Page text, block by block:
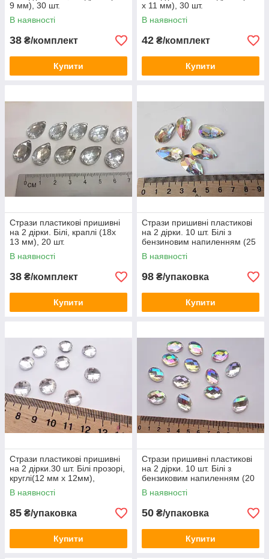
9 мм), 30 шт.
В наявності
38 ₴/комплект
Купити
х 11 мм), 30 шт.
В наявності
42 ₴/комплект
Купити
Стрази пластикові пришивні
на 2 дірки. Білі, краплі (18х
13 мм), 20 шт.
В наявності
38 ₴/комплект
Купити
Стрази пришивні пластикові
на 2 дірки. 10 шт. Білі з
бензиновим напиленням (25
мм х 14мм)
В наявності
98 ₴/упаковка
Купити
Стрази пластикові пришивні
на 2 дірки.30 шт. Білі прозорі,
круглі(12 мм х 12мм),
В наявності
85 ₴/упаковка
Купити
Стрази пришивні пластикові
на 2 дірки. 10 шт. Білі з
бензиковим напиленням (20
мм х 15мм)
В наявності
50 ₴/упаковка
Купити